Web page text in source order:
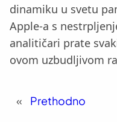
dinamiku u svetu
Apple-a s
analitičari prate
ovom uzbudljivom
« Prethodno